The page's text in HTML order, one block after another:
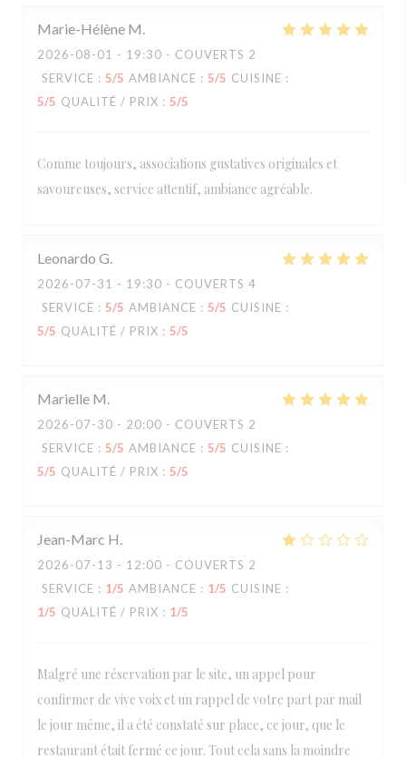
Marie-Hélène M
2026-08-01 - 19:30 - COUVERTS 2
SERVICE : 5/5 AMBIANCE : 5/5 CUISINE :
5/5 QUALITÉ / PRIX : 5/5
Comme toujours, associations gustatives originales et
savoureuses, service attentif, ambiance agréable.
Leonardo G
2026-07-31 - 19:30 - COUVERTS 4
SERVICE : 5/5 AMBIANCE : 5/5 CUISINE :
5/5 QUALITÉ / PRIX : 5/5
Marielle M
2026-07-30 - 20:00 - COUVERTS 2
SERVICE : 5/5 AMBIANCE : 5/5 CUISINE :
5/5 QUALITÉ / PRIX : 5/5
Jean-Marc H
2026-07-13 - 12:00 - COUVERTS 2
SERVICE : 1/5 AMBIANCE : 1/5 CUISINE :
1/5 QUALITÉ / PRIX : 1/5
Malgré une réservation par le site, un appel pour
confirmer de vive voix et un rappel de votre part par mail
le jour même, il a été constaté sur place, ce jour, que le
restaurant était fermé ce jour. Tout cela sans la moindre